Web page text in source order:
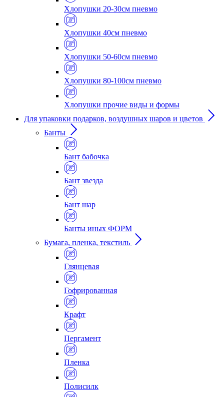
Хлопушки 20-30см пневмо
Хлопушки 40см пневмо
Хлопушки 50-60см пневмо
Хлопушки 80-100см пневмо
Хлопушки прочие виды и формы
Для упаковки подарков, воздушных шаров и цветов
Банты
Бант бабочка
Бант звезда
Бант шар
Банты иных ФОРМ
Бумага, пленка, текстиль
Глянцевая
Гофрированная
Крафт
Пергамент
Пленка
Полисилк